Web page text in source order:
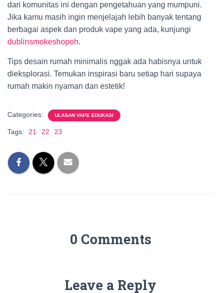
dari komunitas ini dengan pengetahuan yang mumpuni.
Jika kamu masih ingin menjelajah lebih banyak tentang
berbagai aspek dan produk vape yang ada, kunjungi
dublinsmokeshopoh.
Tips desain rumah minimalis nggak ada habisnya untuk
dieksplorasi. Temukan inspirasi baru setiap hari supaya
rumah makin nyaman dan estetik!
Categories: ULASAN VAPE EDUKASI
Tags: 21 22 23
0 Comments
Leave a Reply